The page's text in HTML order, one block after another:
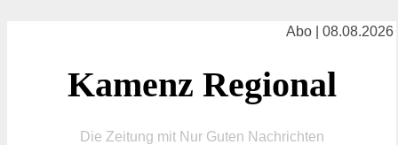
Abo | 08.08.2026
Kamenz Regional
Die Zeitung mit Nur Guten Nachrichten